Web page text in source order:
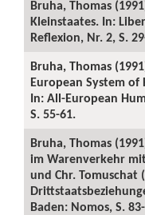
Bruha, Thomas
Kleinstaates. In:
Reflexion, Nr. 2, S.
Bruha, Thomas
European System
In: All-European
S. 55-61.
Bruha, Thomas
im Warenverkehr
und Chr. Tomuschat
Baden: Nomos, S.